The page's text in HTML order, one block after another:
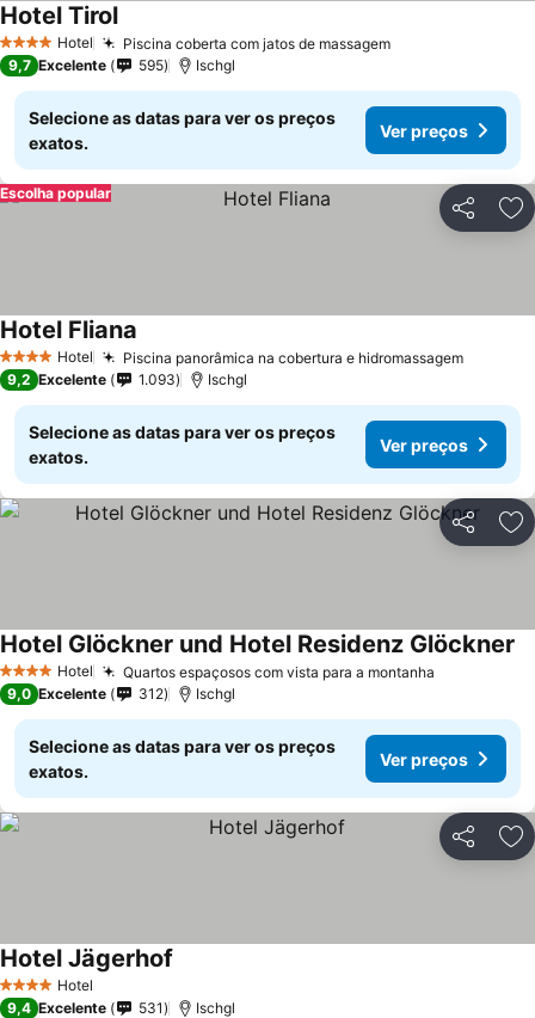
4 EstrelasHotel Piscina coberta com jatos de massagemVer preços
Hotel TirolVer preços
9,7 Excelente 595 Ischgl
Selecione as datas para ver os preços
exatos.
Ver preços
Partilhar
Escolha popular
4 EstrelasHotel Piscina panorâmica na cobertura e hidromassagemVer
Hotel Fliana
9,2 Excelente 1.093 Ischgl
Selecione as datas para ver os preços
exatos.
Ver preços
Partilhar
4 EstrelasHotel Quartos espaçosos com vista para a montanha
Hotel Glöckner und Hotel Residenz Glöckner
9,0 Excelente 312 Ischgl
Selecione as datas para ver os preços
exatos.
Ver preços
Partilhar
4 EstrelasHotel
Hotel Jägerhof
9,4 Excelente 531 Ischgl